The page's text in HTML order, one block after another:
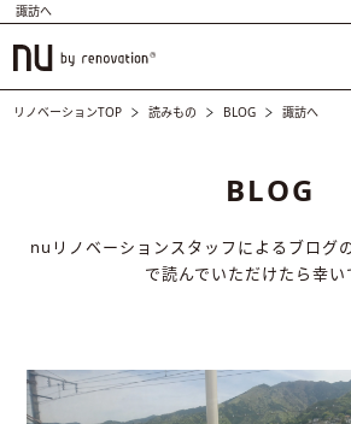
諏訪へ
リノベーションTOP 読みもの BLOG 諏訪へ
BLOG
nuリノベーションスタッフによるブログ
で読んでいただけたら幸い